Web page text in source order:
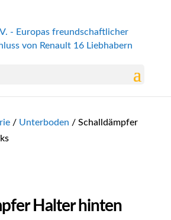
/ Unterboden / Schalldämpfer
Halter hinten